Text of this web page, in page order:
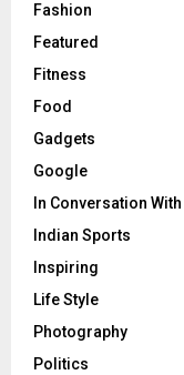
Fashion
Featured
Fitness
Food
Gadgets
Google
In Conversation With
Indian Sports
Inspiring
Life Style
Photography
Politics